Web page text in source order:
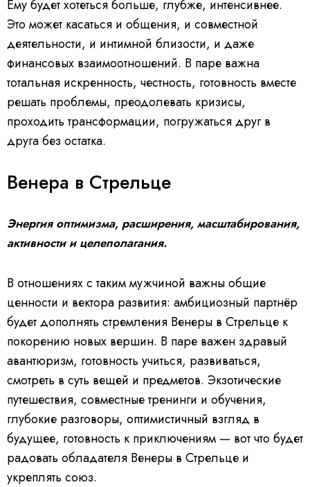
Ему будет хотеться больше, глубже, интенсивнее.
Это может касаться и общения, и совместной
деятельности, и интимной близости, и даже
финансовых взаимоотношений. В паре важна
тотальная искренность, честность, готовность вместе
решать проблемы, преодолевать кризисы,
проходить трансформации, погружаться друг в
друга без остатка.
Венера в Стрельце
Энергия оптимизма, расширения, масштабирования,
активности и целеполагания.
В отношениях с таким мужчиной важны общие
ценности и вектора развития: амбициозный партнёр
будет дополнять стремления Венеры в Стрельце к
покорению новых вершин. В паре важен здравый
авантюризм, готовность учиться, развиваться,
смотреть в суть вещей и предметов. Экзотические
путешествия, совместные тренинги и обучения,
глубокие разговоры, оптимистичный взгляд в
будущее, готовность к приключениям — вот что будет
радовать обладателя Венеры в Стрельце и
укреплять союз.